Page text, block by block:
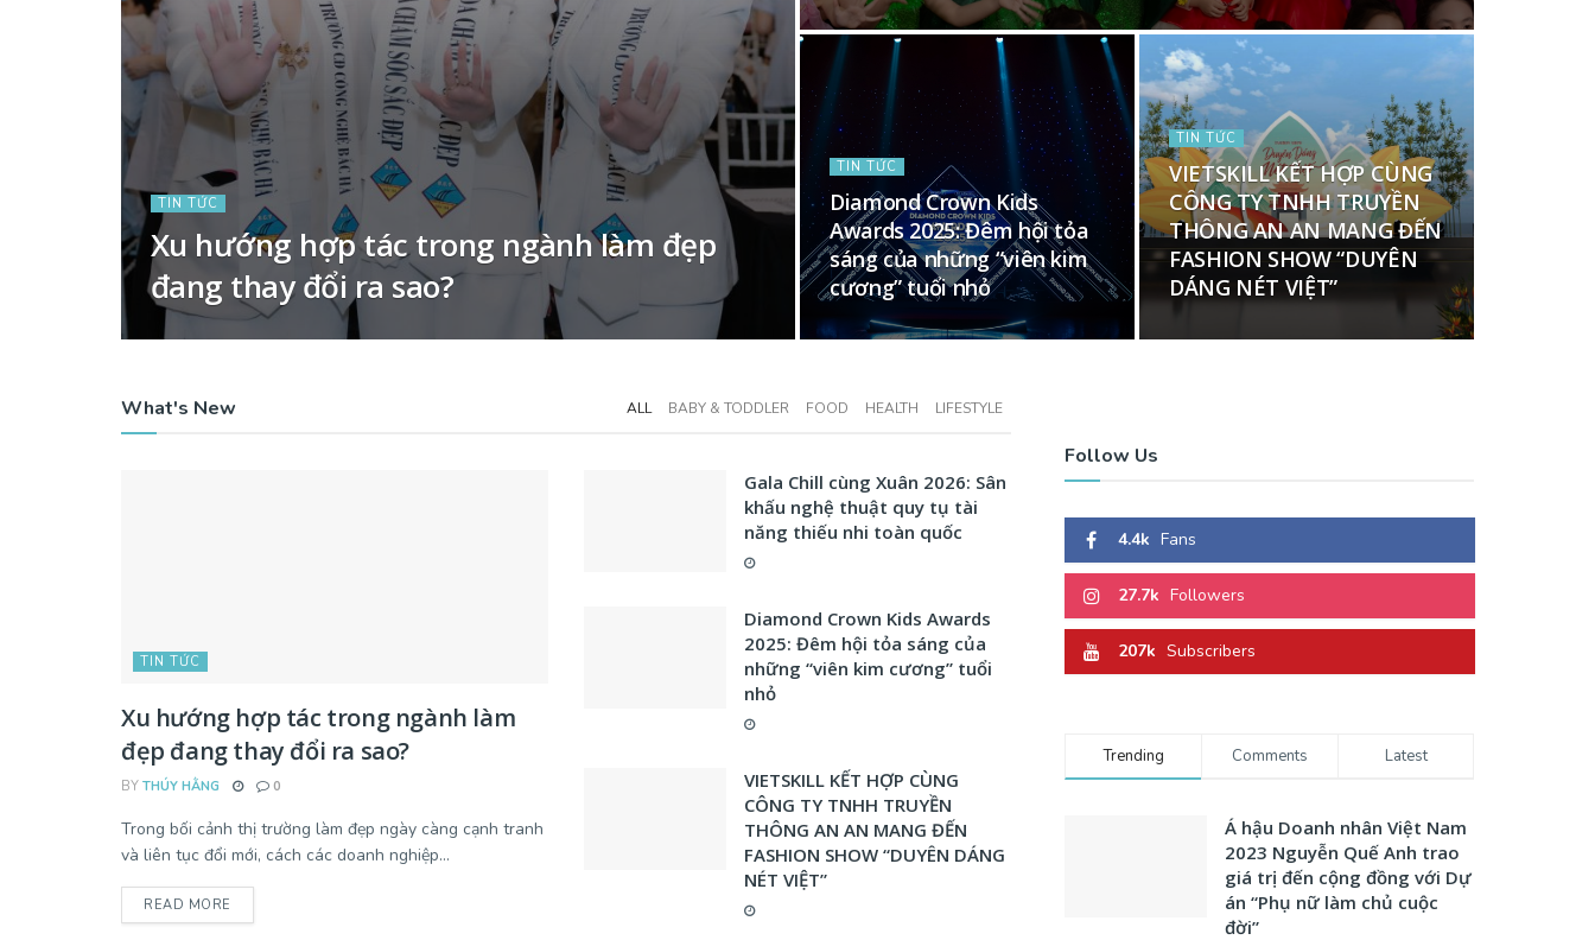
TIN TỨC
Xu hướng hợp tác trong ngành làm đẹp
đang thay đổi ra sao?
TIN TỨC
Diamond Crown Kids
Awards 2025: Đêm hội tỏa
sáng của những “viên kim
cương” tuổi nhỏ
TIN TỨC
VIETSKILL KẾT HỢP CÙNG
CÔNG TY TNHH TRUYỀN
THÔNG AN AN MANG ĐẾN
FASHION SHOW “DUYÊN
DÁNG NÉT VIỆT”
What's New ALL BABY & TODDLER FOOD HEALTH LIFESTYLE
TIN TỨC
Xu hướng hợp tác trong ngành làm
đẹp đang thay đổi ra sao?
BY THÚY HẰNG 0
Trong bối cảnh thị trường làm đẹp ngày càng cạnh tranh
và liên tục đổi mới, cách các doanh nghiệp...
READ MORE
Gala Chill cùng Xuân 2026: Sân
khấu nghệ thuật quy tụ tài
năng thiếu nhi toàn quốc
Diamond Crown Kids Awards
2025: Đêm hội tỏa sáng của
những “viên kim cương” tuổi
nhỏ
VIETSKILL KẾT HỢP CÙNG
CÔNG TY TNHH TRUYỀN
THÔNG AN AN MANG ĐẾN
FASHION SHOW “DUYÊN DÁNG
NÉT VIỆT”
Follow Us
4.4k Fans
27.7k Followers
207k Subscribers
Trending Comments Latest
Á hậu Doanh nhân Việt Nam
2023 Nguyễn Quế Anh trao
giá trị đến cộng đồng với Dự
án “Phụ nữ làm chủ cuộc
đời”